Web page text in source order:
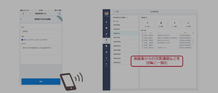
課題やニーズに合ったサービスをご紹介し、
中堅中小企業のビジネスをサポート！
お悩みから見つける
お悩みから見つけるTOP
モバイル・音声